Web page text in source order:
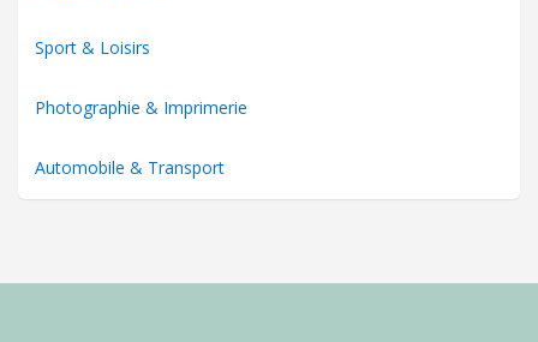
Sport & Loisirs
Photographie & Imprimerie
Automobile & Transport